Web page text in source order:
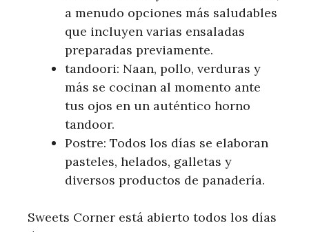
a menudo opciones más saludables
que incluyen varias ensaladas
preparadas previamente.
tandoori: Naan, pollo, verduras y
más se cocinan al momento ante
tus ojos en un auténtico horno
tandoor.
Postre: Todos los días se elaboran
pasteles, helados, galletas y
diversos productos de panadería.
Sweets Corner está abierto todos los días